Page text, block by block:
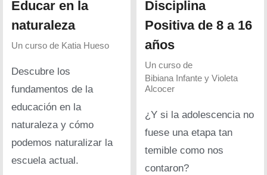
Educar en la
naturaleza
Un curso de Katia Hueso
Descubre los
fundamentos de la
educación en la
naturaleza y cómo
podemos naturalizar la
escuela actual.
Disciplina
Positiva de 8 a 16
años
Un curso de
Bibiana Infante y Violeta
Alcocer
¿Y si la adolescencia no
fuese una etapa tan
temible como nos
contaron?